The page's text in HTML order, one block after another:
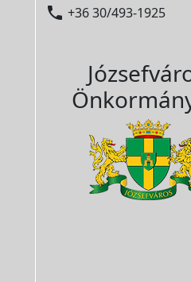
 +36 30/493-1925